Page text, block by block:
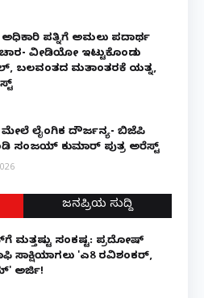
ಪತ್ನಿಗೆ ಅಮಲು ಪದಾರ್ಥ
ವೀಡಿಯೋ ಇಟ್ಟುಕೊಂಡು
ಬಲವಂತದ ಮತಾಂತರಕ್ಕೆ ಯತ್ನ,
ಮೇಲೆ ಲೈಂಗಿಕ ದೌರ್ಜನ್ಯ- ಬಿಜೆಪಿ
ಸಂಜಯ್ ಕುಮಾರ್ ಪುತ್ರ ಅರೆಸ್ಟ್
ಜನಪ್ರಿಯ ಸುದ್ದಿ
ಮತ್ತಷ್ಟು ಸಂಕಷ್ಟ: ಪ್ರದೋಷ್
ಸಾಕ್ಷಿಯಾಗಲು 'ಎ8 ರವಿಶಂಕರ್,
ಅರ್ಜಿ!